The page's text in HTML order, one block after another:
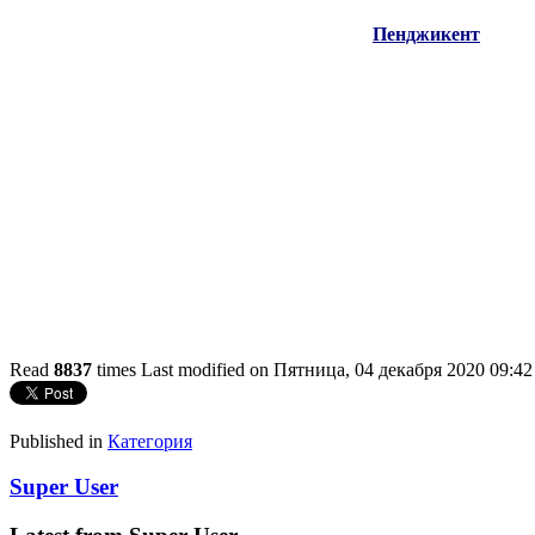
Пенджикент
Read 8837 times Last modified on Пятница, 04 декабря 2020 09:42
Published in Категория
Super User